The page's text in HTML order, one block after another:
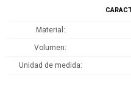
Material
Volumen
Unidad de medida